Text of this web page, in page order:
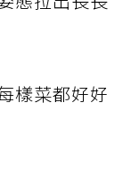
樣菜都好好